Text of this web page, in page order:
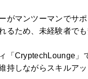
がマンツーマンでサ
るため、未経験者でも
「CryptechLounge」
持しながらスキルアッ